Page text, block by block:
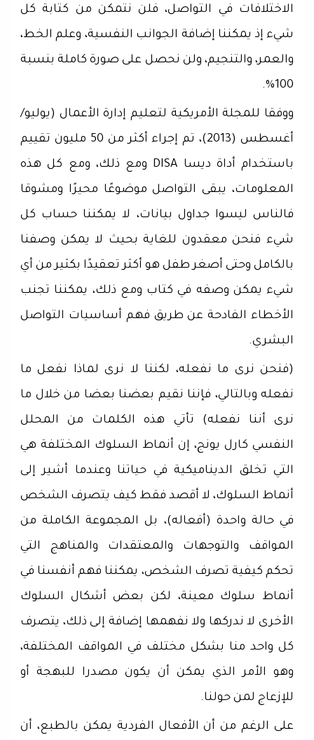
الاختلافات في التواصل، فلن نتمكن من كتابة كل
شيء إذ يمكننا إضافة الجوانب النفسية، وعلم الخط،
والعمر، والتنجيم، ولن نحصل على صورة كاملة بنسبة
100%.
ووفقا للمجلة الأمريكية لتعليم إدارة الأعمال (يوليو/
أغسطس (2013)، تم إجراء أكثر من 50 مليون تقييم
باستخدام أداة ديسا DISA ومع ذلك، ومع كل هذه
المعلومات، يبقى التواصل موضوعًا محيرًا ومشوقا
فالناس ليسوا جداول بيانات، لا يمكننا حساب كل
شيء فنحن معقدون للغاية بحيث لا يمكن وصفنا
بالكامل وحتى أصغر طفل هو أكثر تعقيدًا بكثير من أي
شيء يمكن وصفه في كتاب ومع ذلك، يمكننا تجنب
الأخطاء الفادحة عن طريق فهم أساسيات التواصل
البشري.
(فنحن نرى ما نفعله، لكننا لا نرى لماذا نفعل ما
نفعله وبالتالي، فإننا نقيم بعضنا بعضا من خلال ما
نرى أننا نفعله) تأتي هذه الكلمات من المحلل
النفسي كارل يونج، إن أنماط السلوك المختلفة هي
التي تخلق الديناميكية في حياتنا وعندما أشير إلى
أنماط السلوك، لا أقصد فقط كيف يتصرف الشخص
في حالة واحدة (أفعاله)، بل المجموعة الكاملة من
المواقف والتوجهات والمعتقدات والمناهج التي
تحكم كيفية تصرف الشخص، يمكننا فهم أنفسنا في
أنماط سلوك معينة، لكن بعض أشكال السلوك
الأخرى لا ندركها ولا نفهمها إضافة إلى ذلك، يتصرف
كل واحد منا بشكل مختلف في المواقف المختلفة،
وهو الأمر الذي يمكن أن يكون مصدرا للبهجة أو
للإزعاج لمن حولنا.
على الرغم من أن الأفعال الفردية يمكن بالطبع، أن